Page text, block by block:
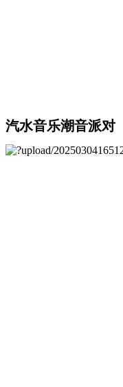
汽水音乐潮音派对